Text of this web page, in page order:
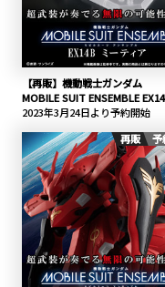
【再販】機動戦士ガンダム
MOBILE SUIT ENSEMBLE
2023年3月24日より予約開始
再販
予